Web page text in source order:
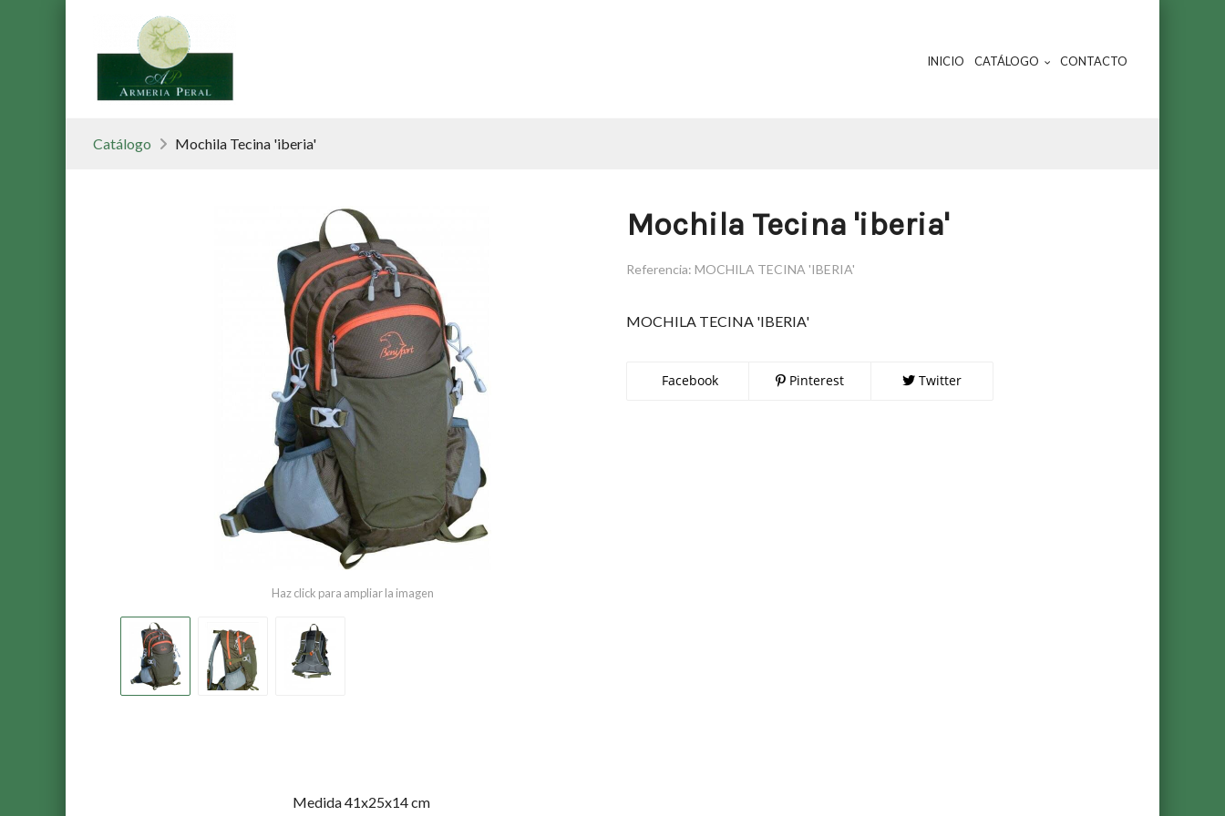
INICIO CATÁLOGO CONTACTO
Catálogo Mochila Tecina 'iberia'
Haz click para ampliar la imagen
Mochila Tecina 'iberia'
Referencia: MOCHILA TECINA 'IBERIA'
MOCHILA TECINA 'IBERIA'
Facebook Pinterest Twitter
Medida 41x25x14 cm